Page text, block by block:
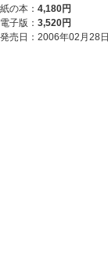
紙の本： 4,180円
電子版： 3,520円
発売日：2006年02月28日